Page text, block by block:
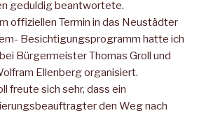
geduldig beantwortete.
offiziellen Termin in das Neustädter
Besichtigungsprogramm hatte ich
Bürgermeister Thomas Groll und
Ellenberg organisiert.
freute sich sehr, dass ein
den Weg nach